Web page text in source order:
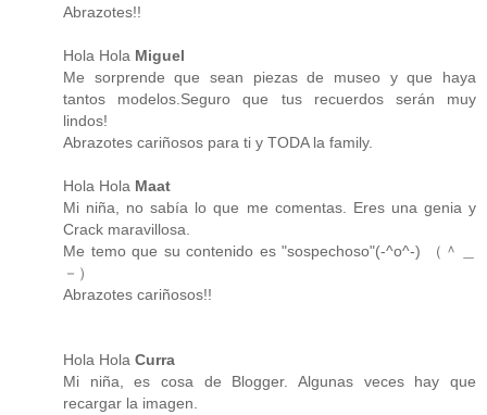
Abrazotes!!
Hola Hola Miguel
Me sorprende que sean piezas de museo y que haya
tantos modelos.Seguro que tus recuerdos serán muy
lindos!
Abrazotes cariñosos para ti y TODA la family.
Hola Hola Maat
Mi niña, no sabía lo que me comentas. Eres una genia y
Crack maravillosa.
Me temo que su contenido es "sospechoso"(-^o^-) （＾＿
－）
Abrazotes cariñosos!!
Hola Hola Curra
Mi niña, es cosa de Blogger. Algunas veces hay que
recargar la imagen.